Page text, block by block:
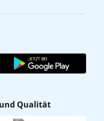
Qualität